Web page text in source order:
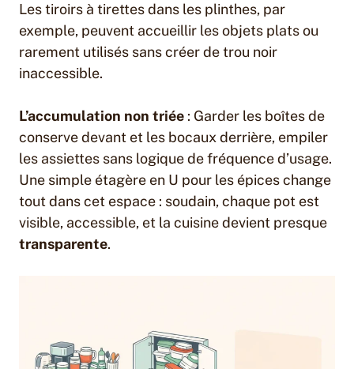
Les tiroirs à tirettes dans les plinthes, par
exemple, peuvent accueillir les objets plats ou
rarement utilisés sans créer de trou noir
inaccessible.
L’accumulation non triée : Garder les boîtes de
conserve devant et les bocaux derrière, empiler
les assiettes sans logique de fréquence d’usage.
Une simple étagère en U pour les épices change
tout dans cet espace : soudain, chaque pot est
visible, accessible, et la cuisine devient presque
transparente.